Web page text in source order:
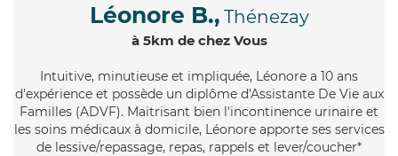
Léonore B., Thénezay
à 5km de chez Vous
Intuitive, minutieuse et impliquée, Léonore a 10 ans
d'expérience et possède un diplôme d'Assistante De Vie aux
Familles (ADVF). Maitrisant bien l'incontinence urinaire et
les soins médicaux à domicile, Léonore apporte ses services
de lessive/repassage, repas, rappels et lever/coucher*